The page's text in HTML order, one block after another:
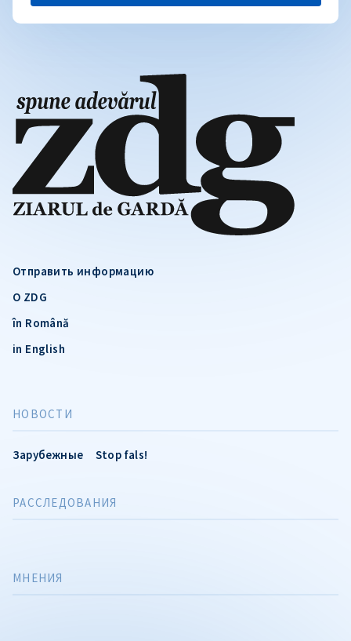
Отправить информацию
О ZDG
în Română
in English
НОВОСТИ
Зарубежные Stop fals!
РАССЛЕДОВАНИЯ
МНЕНИЯ